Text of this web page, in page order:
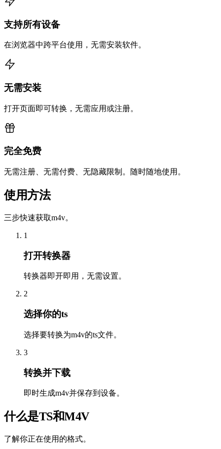
支持所有设备
在浏览器中跨平台使用，无需安装软件。
无需安装
打开页面即可转换，无需应用或注册。
完全免费
无需注册、无需付费、无隐藏限制。随时随地使用。
使用方法
三步快速获取m4v。
1
打开转换器
转换器即开即用，无需设置。
2
选择你的ts
选择要转换为m4v的ts文件。
3
转换并下载
即时生成m4v并保存到设备。
什么是TS和M4V
了解你正在使用的格式。